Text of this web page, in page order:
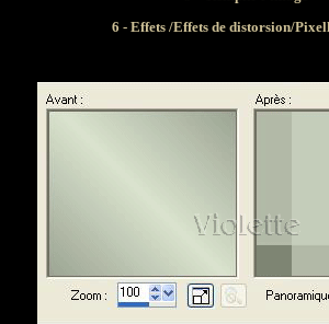
6 - Effets /Effets de distorsion/